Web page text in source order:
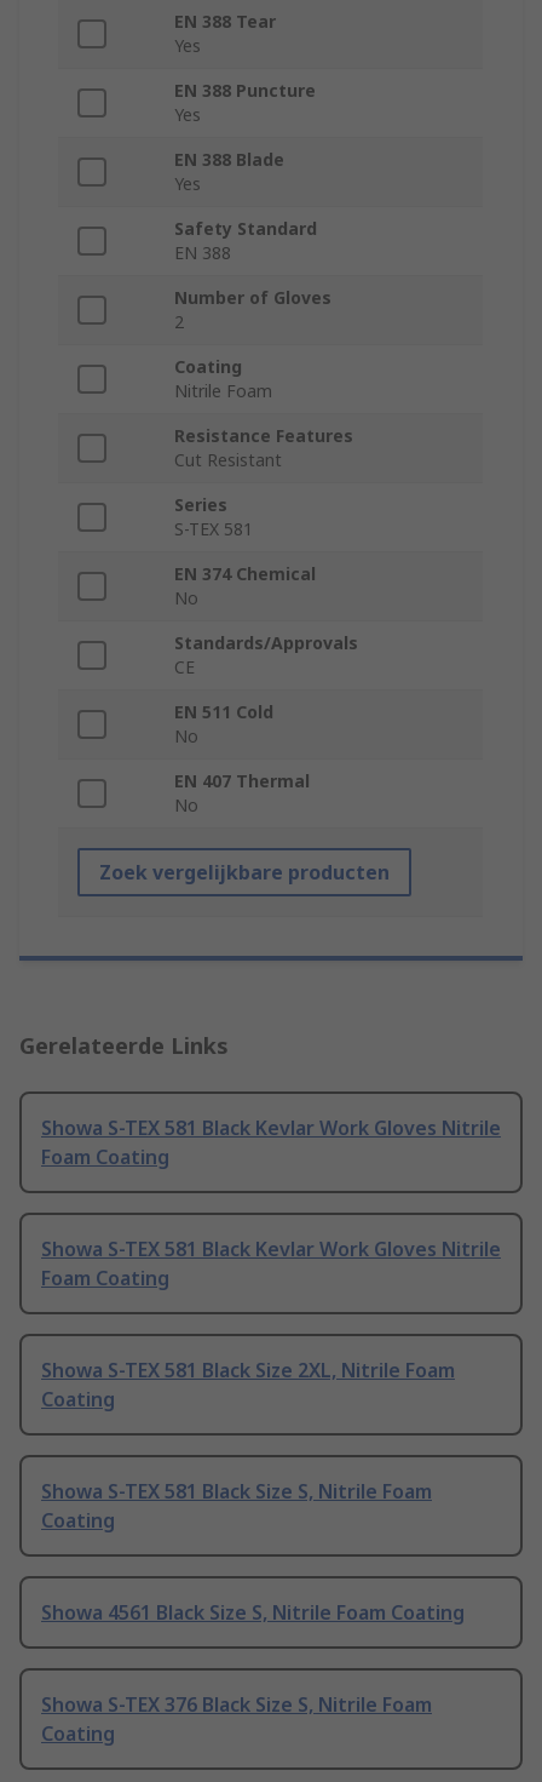
EN 388 Tear
Yes
EN 388 Puncture
Yes
EN 388 Blade
Yes
Safety Standard
EN 388
Number of Gloves
2
Coating
Nitrile Foam
Resistance Features
Cut Resistant
Series
S-TEX 581
EN 374 Chemical
No
Standards/Approvals
CE
EN 511 Cold
No
EN 407 Thermal
No
Zoek vergelijkbare producten
Gerelateerde Links
Showa S-TEX 581 Black Kevlar Work Gloves Nitrile
Foam Coating
Showa S-TEX 581 Black Kevlar Work Gloves Nitrile
Foam Coating
Showa S-TEX 581 Black Size 2XL, Nitrile Foam
Coating
Showa S-TEX 581 Black Size S, Nitrile Foam
Coating
Showa 4561 Black Size S, Nitrile Foam Coating
Showa S-TEX 376 Black Size S, Nitrile Foam
Coating